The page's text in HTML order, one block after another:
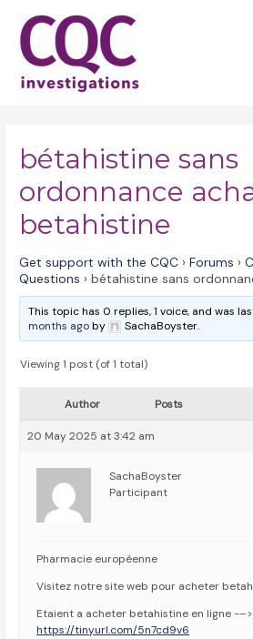
content
bétahistine sans
ordonnance
betahistine
Get support with the CQC › Forums ›
Questions › bétahistine sans
This topic has 0 replies, 1 voice, and was
months agoby SachaBoyster.
Viewing 1 post (of 1 total)
Author Posts
20 May 2025 at 3:42 am
SachaBoyster
Participant
Pharmacie européenne
Visitez notre site web pour acheter
Etaient a acheter betahistine en ligne -–>
https://tinyurl.com/5n7cd9v6